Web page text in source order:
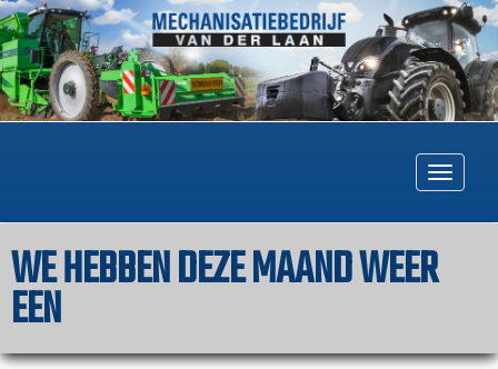
WE HEBBEN DEZE MAAND WEER
EEN